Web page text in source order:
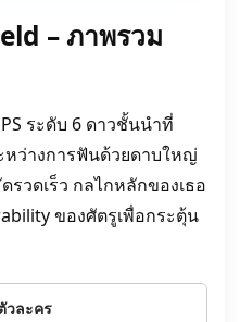
– ภาพรวม
ระดับ 6 ดาวชั้นนำที่
ว่างการฟันด้วยดาบใหญ่
วดเร็ว กลไกหลักของเธอ
ของศัตรูเพื่อกระตุ้น
วละคร